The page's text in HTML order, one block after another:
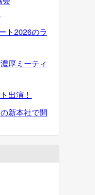
ト2026のラ
厚ミーティ
出演！
新本社で開